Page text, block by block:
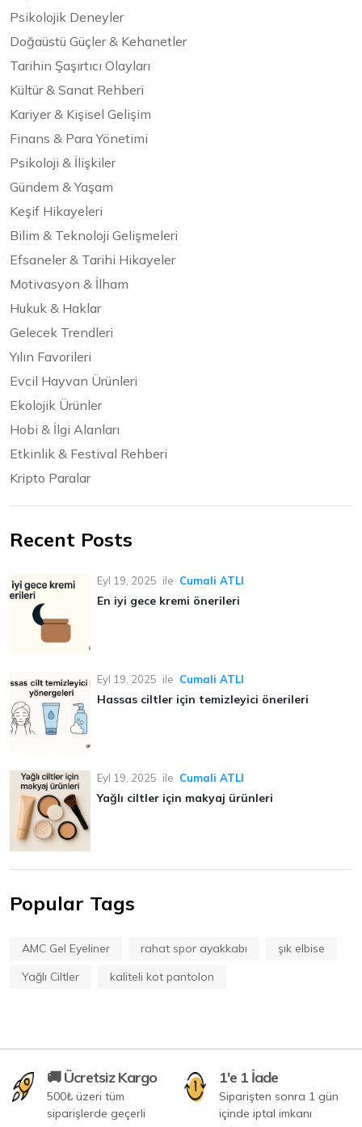
Psikolojik Deneyler
Doğaüstü Güçler & Kehanetler
Tarihin Şaşırtıcı Olayları
Kültür & Sanat Rehberi
Kariyer & Kişisel Gelişim
Finans & Para Yönetimi
Psikoloji & İlişkiler
Gündem & Yaşam
Keşif Hikayeleri
Bilim & Teknoloji Gelişmeleri
Efsaneler & Tarihi Hikayeler
Motivasyon & İlham
Hukuk & Haklar
Gelecek Trendleri
Yılın Favorileri
Evcil Hayvan Ürünleri
Ekolojik Ürünler
Hobi & İlgi Alanları
Etkinlik & Festival Rehberi
Kripto Paralar
Recent Posts
Eyl 19, 2025 ile Cumali ATLI
En iyi gece kremi önerileri
Eyl 19, 2025 ile Cumali ATLI
Hassas ciltler için temizleyici önerileri
Eyl 19, 2025 ile Cumali ATLI
Yağlı ciltler için makyaj ürünleri
Popular Tags
AMC Gel Eyeliner rahat spor ayakkabı
şık elbise
Yağlı Ciltler
kaliteli kot pantolon
🚚 Ücretsiz Kargo
500₺ üzeri tüm
siparişlerde geçerli
1'e 1 İade
Siparişten sonra 1 gün
içinde iptal imkanı